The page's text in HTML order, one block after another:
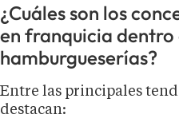
¿Cuáles son los
en franquicia dentro
hamburgueserías?
Entre las principales
destacan: